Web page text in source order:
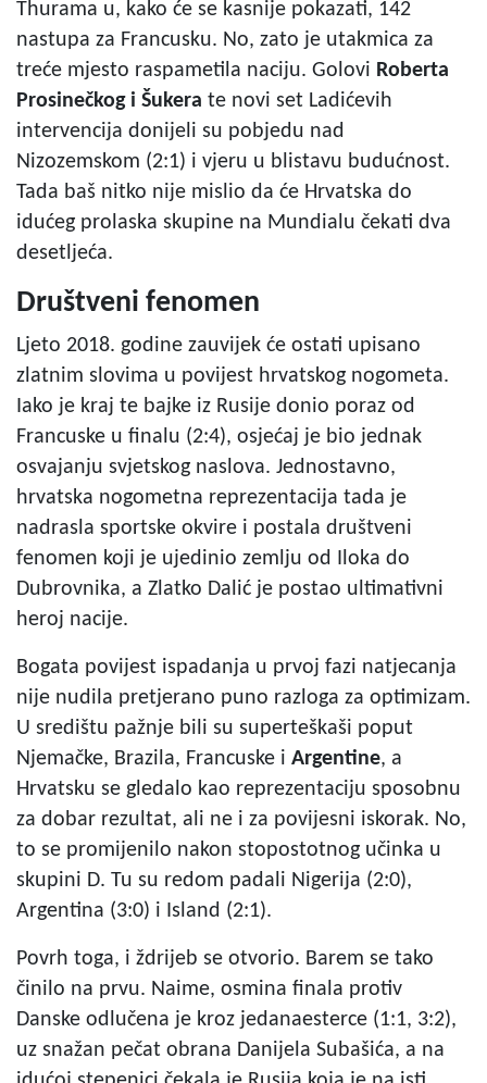
Thurama u, kako će se kasnije pokazati, 142
nastupa za Francusku. No, zato je utakmica za
treće mjesto raspametila naciju. Golovi Roberta
Prosinečkog i Šukera te novi set Ladićevih
intervencija donijeli su pobjedu nad
Nizozemskom (2:1) i vjeru u blistavu budućnost.
Tada baš nitko nije mislio da će Hrvatska do
idućeg prolaska skupine na Mundialu čekati dva
desetljeća.
Društveni fenomen
Ljeto 2018. godine zauvijek će ostati upisano
zlatnim slovima u povijest hrvatskog nogometa.
Iako je kraj te bajke iz Rusije donio poraz od
Francuske u finalu (2:4), osjećaj je bio jednak
osvajanju svjetskog naslova. Jednostavno,
hrvatska nogometna reprezentacija tada je
nadrasla sportske okvire i postala društveni
fenomen koji je ujedinio zemlju od Iloka do
Dubrovnika, a Zlatko Dalić je postao ultimativni
heroj nacije.
Bogata povijest ispadanja u prvoj fazi natjecanja
nije nudila pretjerano puno razloga za optimizam.
U središtu pažnje bili su superteškaši poput
Njemačke, Brazila, Francuske i Argentine, a
Hrvatsku se gledalo kao reprezentaciju sposobnu
za dobar rezultat, ali ne i za povijesni iskorak. No,
to se promijenilo nakon stopostotnog učinka u
skupini D. Tu su redom padali Nigerija (2:0),
Argentina (3:0) i Island (2:1).
Povrh toga, i ždrijeb se otvorio. Barem se tako
činilo na prvu. Naime, osmina finala protiv
Danske odlučena je kroz jedanaesterce (1:1, 3:2),
uz snažan pečat obrana Danijela Subašića, a na